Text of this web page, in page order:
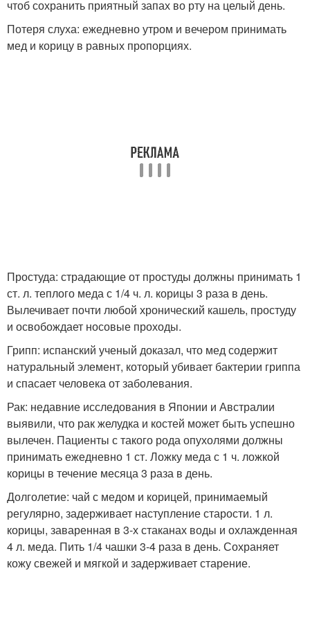
чтоб сохранить приятный запах во рту на целый день.
Потеря слуха: ежедневно утром и вечером принимать
мед и корицу в равных пропорциях.
Простуда: страдающие от простуды должны принимать 1
ст. л. теплого меда с 1/4 ч. л. корицы 3 раза в день.
Вылечивает почти любой хронический кашель, простуду
и освобождает носовые проходы.
Грипп: испанский ученый доказал, что мед содержит
натуральный элемент, который убивает бактерии гриппа
и спасает человека от заболевания.
Рак: недавние исследования в Японии и Австралии
выявили, что рак желудка и костей может быть успешно
вылечен. Пациенты с такого рода опухолями должны
принимать ежедневно 1 ст. Ложку меда с 1 ч. ложкой
корицы в течение месяца 3 раза в день.
Долголетие: чай с медом и корицей, принимаемый
регулярно, задерживает наступление старости. 1 л.
корицы, заваренная в 3-х стаканах воды и охлажденная
4 л. меда. Пить 1/4 чашки 3-4 раза в день. Сохраняет
кожу свежей и мягкой и задерживает старение.